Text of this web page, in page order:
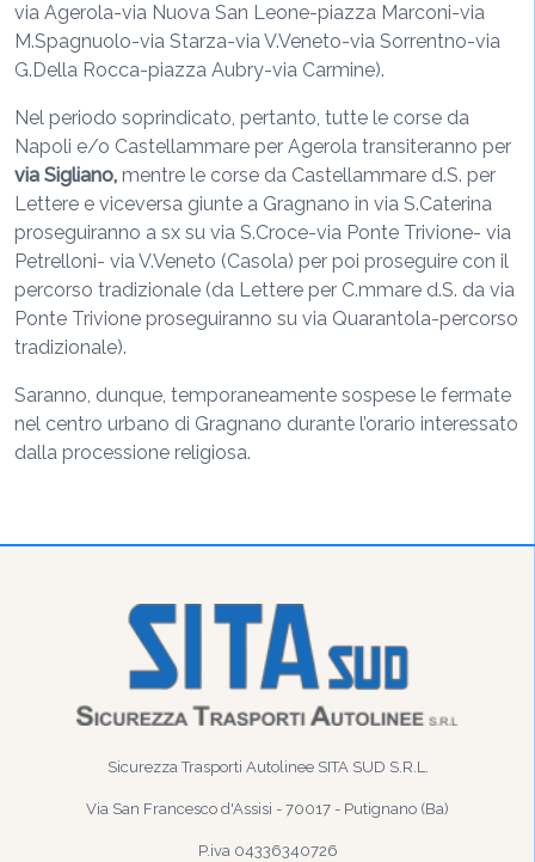
via Agerola-via Nuova San Leone-piazza Marconi-via
M.Spagnuolo-via Starza-via V.Veneto-via Sorrentno-via
G.Della Rocca-piazza Aubry-via Carmine).
Nel periodo soprindicato, pertanto, tutte le corse da
Napoli e/o Castellammare per Agerola transiteranno per
via Sigliano, mentre le corse da Castellammare d.S. per
Lettere e viceversa giunte a Gragnano in via S.Caterina
proseguiranno a sx su via S.Croce-via Ponte Trivione- via
Petrelloni- via V.Veneto (Casola) per poi proseguire con il
percorso tradizionale (da Lettere per C.mmare d.S. da via
Ponte Trivione proseguiranno su via Quarantola-percorso
tradizionale).
Saranno, dunque, temporaneamente sospese le fermate
nel centro urbano di Gragnano durante l’orario interessato
dalla processione religiosa.
Sicurezza Trasporti Autolinee SITA SUD S.R.L.
Via San Francesco d'Assisi - 70017 - Putignano (Ba)
P.iva 04336340726